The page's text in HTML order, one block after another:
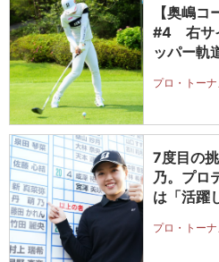
【奥嶋コ
#4 右サ
ッパー軌
プロ・トーナ
7度目の
乃。プロ
は「活躍
プロ・トーナ